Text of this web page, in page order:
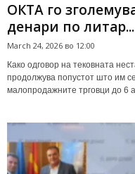
ОКТА го
денари по литар...
March 24, 2026 во 12:00
Како одговор на тековната
продолжува попустот што им
малопродажните трговци до 6